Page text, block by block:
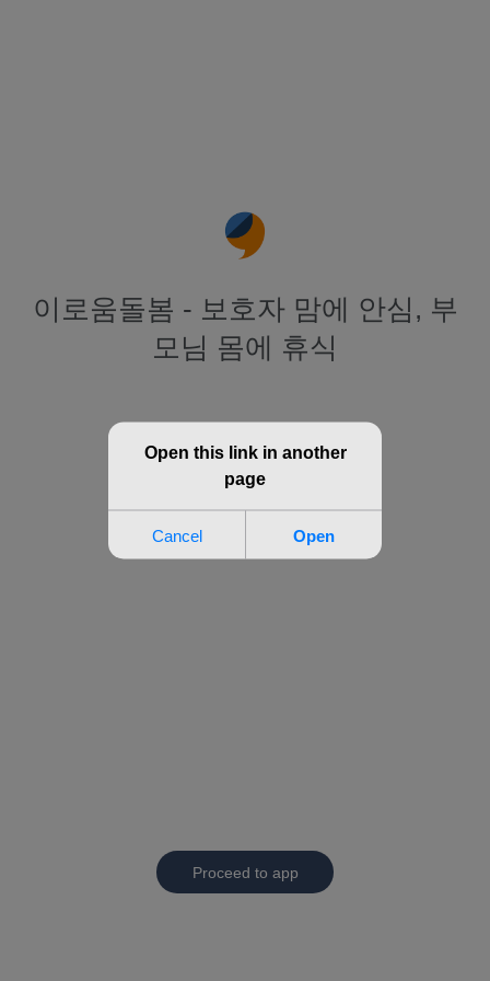
이로움돌봄 - 보호자 맘에 안심, 부
모님 몸에 휴식
Proceed to app